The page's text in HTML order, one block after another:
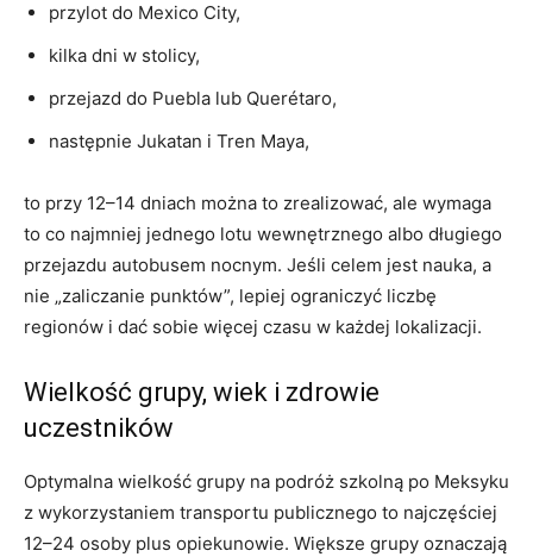
przylot do Mexico City,
kilka dni w stolicy,
przejazd do Puebla lub Querétaro,
następnie Jukatan i Tren Maya,
to przy 12–14 dniach można to zrealizować, ale wymaga
to co najmniej jednego lotu wewnętrznego albo długiego
przejazdu autobusem nocnym. Jeśli celem jest nauka, a
nie „zaliczanie punktów”, lepiej ograniczyć liczbę
regionów i dać sobie więcej czasu w każdej lokalizacji.
Wielkość grupy, wiek i zdrowie
uczestników
Optymalna wielkość grupy na podróż szkolną po Meksyku
z wykorzystaniem transportu publicznego to najczęściej
12–24 osoby plus opiekunowie. Większe grupy oznaczają